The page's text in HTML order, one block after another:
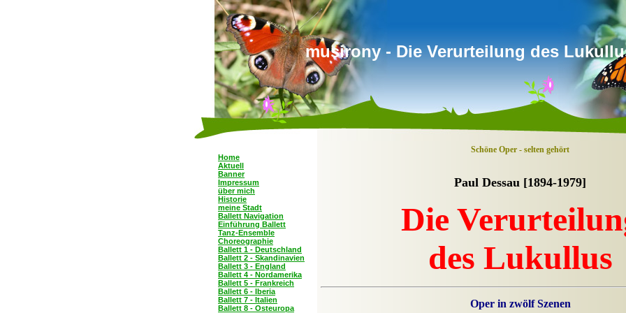
musirony - Die Verurteilung des
Home
Aktuell
Banner
Impressum
über mich
Historie
meine Stadt
Ballett Navigation
Einführung Ballett
Tanz-Ensemble
Choreographie
Ballett 1 - Deutschland
Ballett 2 - Skandinavien
Ballett 3 - England
Ballett 4 - Nordamerika
Ballett 5 - Frankreich
Ballett 6 - Iberia
Ballett 7 - Italien
Ballett 8 - Osteuropa
Schöne Oper - selten gehört
Paul Dessau [1894-1979]
Die
des Lukullus
Oper in zwölf Szenen